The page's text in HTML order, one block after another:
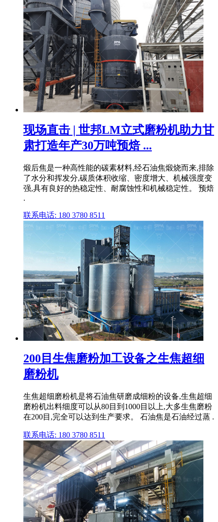
现场直击 | 世邦LM立式磨粉机助力甘
肃打造年产30万吨预焙 ...
煅后焦是一种高性能的碳素材料,经石油焦煅烧而来,排除
了水分和挥发分,碳质体积收缩、密度增大、机械强度变
强,具有良好的热稳定性、耐腐蚀性和机械稳定性。 预焙
.
联系电话: 180 3780 8511
200目生焦磨粉加工设备之生焦超细
磨粉机
生焦超细磨粉机是将石油焦研磨成细粉的设备,生焦超细
磨粉机出料细度可以从80目到1000目以上,大多生焦磨粉
在200目,完全可以达到生产要求。 石油焦是石油经过蒸 .
联系电话: 180 3780 8511